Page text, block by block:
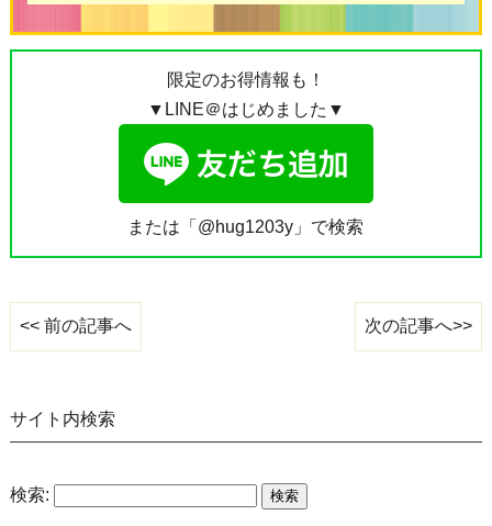
限定のお得情報も！
▼LINE＠はじめました▼
または「@hug1203y」で検索
<< 前の記事へ 次の記事へ>>
サイト内検索
検索: